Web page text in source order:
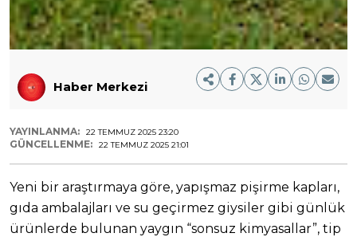
Haber Merkezi
YAYINLANMA: 22 TEMMUZ 2025 23:20
GÜNCELLENME: 22 TEMMUZ 2025 21:01
Yeni bir araştırmaya göre, yapışmaz pişirme kapları,
gıda ambalajları ve su geçirmez giysiler gibi günlük
ürünlerde bulunan yaygın “sonsuz kimyasallar”, tip